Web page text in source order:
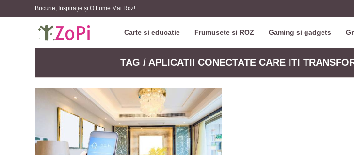
Bucurie, Inspirație și O Lume Mai Roz!
Carte si educatie Frumusete si ROZ Gaming si gadgets
TAG / APLICATII CONECTATE CARE ITI